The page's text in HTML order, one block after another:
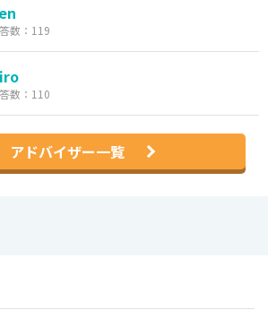
数：119
数：110
アドバイザー一覧